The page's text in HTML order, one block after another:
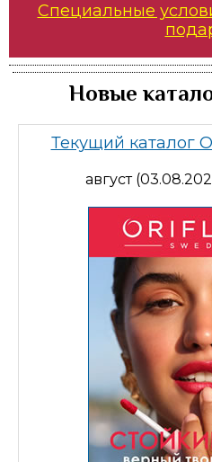
Специальные
Новые
Текущий каталог
август